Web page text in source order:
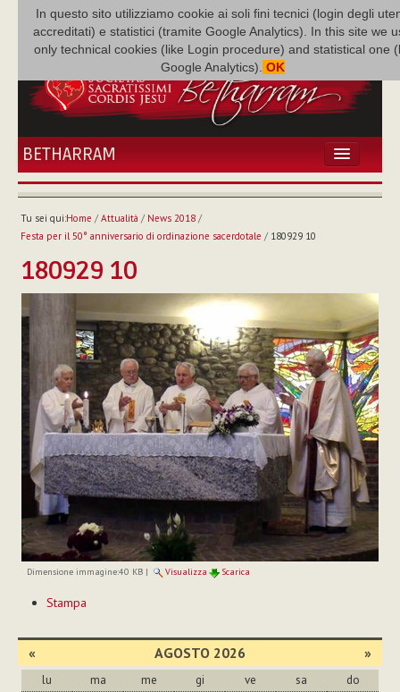
In questo sito utilizziamo cookie ai soli fini tecnici (login degli
accreditati) e statistici (tramite Google Analytics). In this site we
only technical cookies (like Login procedure) and statistical one
Google Analytics). OK
BETHARRAM
HOME
BÉTHARRAM
MISSIONE
NEF
MEDIATECA
P. AUGUSTO ETCHECOPAR
Tu sei qui:Home / Attualità / News 2018/
Festa per il 50° anniversario di ordinazione sacerdotale / 180929 10
180929 10
Dimensione immagine:40 KB| Visualizza Scarica
sul
Stampa
« AGOSTO 2026 »
lu ma me gi ve sa do